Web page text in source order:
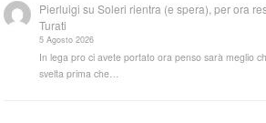
Pierluigi suSoleri rientra (e spera), per ora
Turati
5 Agosto 2026
In lega pro ci avete portato ora penso sarà meglio
svelta prima che…